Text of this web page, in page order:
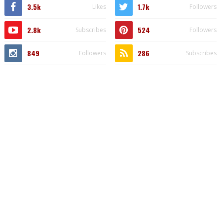
3.5k Likes 1.7k Followers
2.8k Subscribes 524 Followers
849 Followers 286 Subscribes